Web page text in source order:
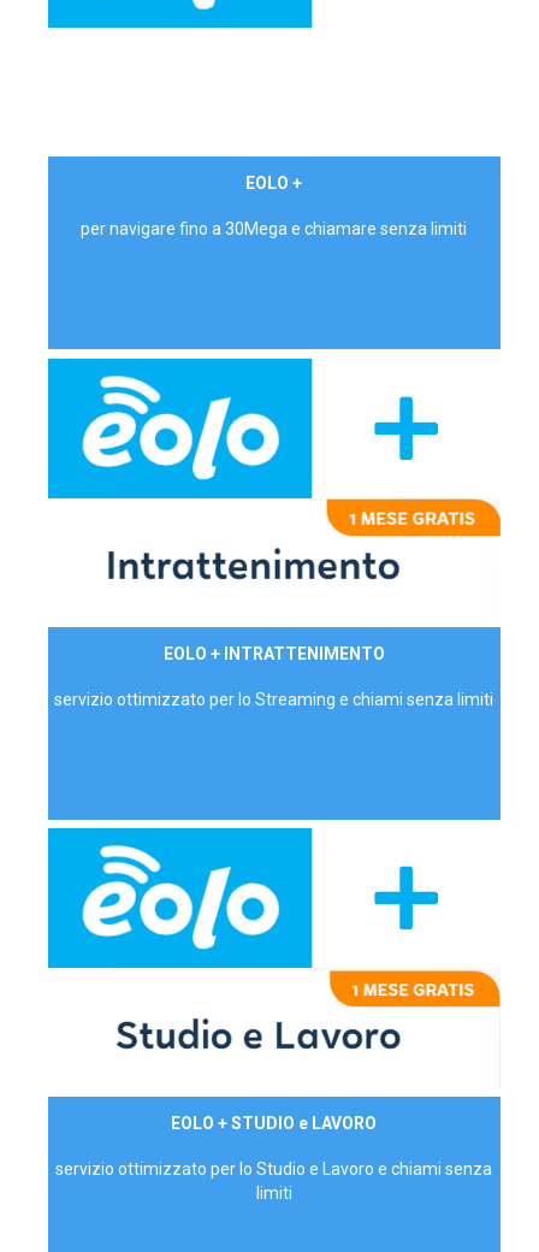
EOLO +
per navigare fino a 30Mega e chiamare senza limiti
EOLO + INTRATTENIMENTO
servizio ottimizzato per lo Streaming e chiami senza limiti
EOLO + STUDIO e LAVORO
servizio ottimizzato per lo Studio e Lavoro e chiami senza
limiti